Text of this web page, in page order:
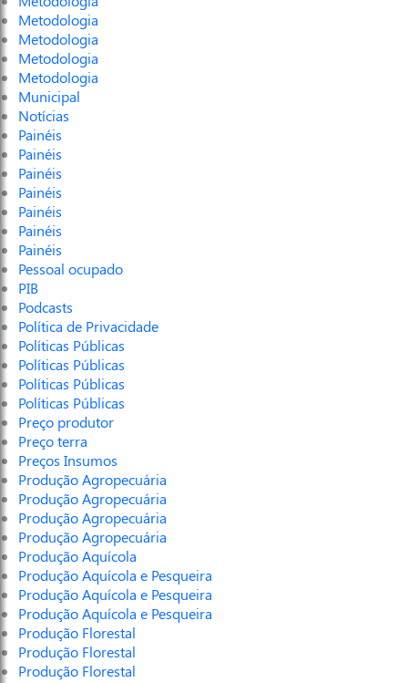
Metodologia
Metodologia
Metodologia
Metodologia
Municipal
Notícias
Painéis
Painéis
Painéis
Painéis
Painéis
Painéis
Painéis
Pessoal ocupado
PIB
Podcasts
Política de Privacidade
Políticas Públicas
Políticas Públicas
Políticas Públicas
Políticas Públicas
Preço produtor
Preço terra
Preços Insumos
Produção Agropecuária
Produção Agropecuária
Produção Agropecuária
Produção Agropecuária
Produção Aquícola
Produção Aquícola e Pesqueira
Produção Aquícola e Pesqueira
Produção Aquícola e Pesqueira
Produção Florestal
Produção Florestal
Produção Florestal